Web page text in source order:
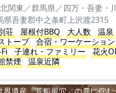
関東／群馬県／四万・吾妻・
県吾妻郡中之条町上沢渡2315
荘
屋根付BBQ 大人数 温泉
トーブ
合宿・ワーケーショ
子連れ・ファミリー
花火
禁煙
温泉近隣